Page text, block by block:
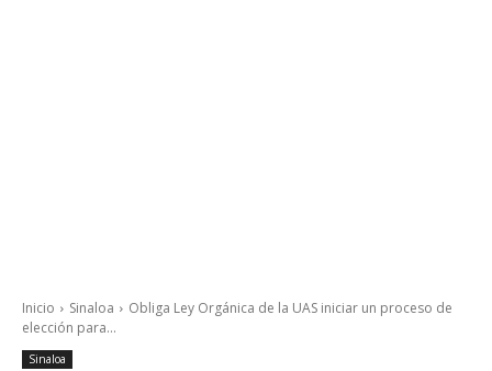
Inicio Sinaloa
Obliga Ley Orgánica de la UAS iniciar un proceso de
elección para...
Sinaloa